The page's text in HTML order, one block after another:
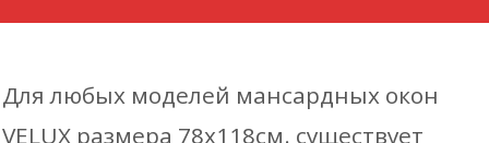
Для любых моделей мансардных окон
VELUX размера 78х118см. существует